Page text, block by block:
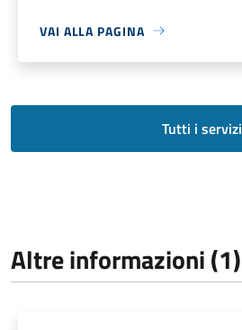
VAI ALLA PAGINA
Tutti i servizi
Altre informazioni (1)